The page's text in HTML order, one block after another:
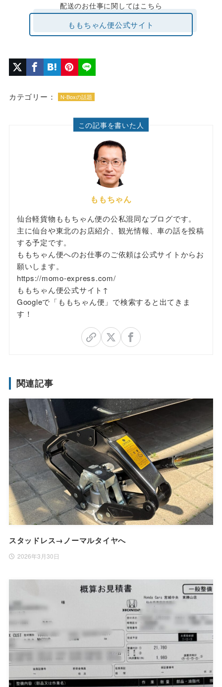
配送のお仕事に関してはこちら
ももちゃん便公式サイト
カテゴリー： N-Boxの話題
この記事を書いた人
ももちゃん
仙台軽貨物ももちゃん便の公私混同なブログです。
主に仙台や東北のお店紹介、観光情報、車の話を投稿
する予定です。
ももちゃん便へのお仕事のご依頼は公式サイトからお
願いします。
https://momo-express.com/
ももちゃん便公式サイト↑
Googleで「ももちゃん便」で検索すると出てきま
す！
関連記事
スタッドレス→ノーマルタイヤへ
2026年3月30日